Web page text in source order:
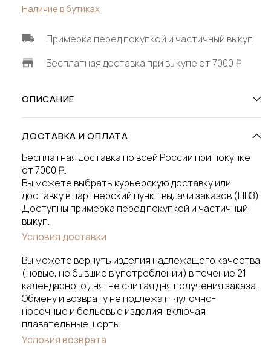
Наличие в бутиках
Примерка перед покупкой и частичный выкуп
Бесплатная доставка при выкупе от 7000 ₽
ОПИСАНИЕ
ДОСТАВКА И ОПЛАТА
Бесплатная доставка по всей России при покупке
от 7000 ₽.
Вы можете выбрать курьерскую доставку или
доставку в партнерский пункт выдачи заказов (ПВЗ).
Доступны примерка перед покупкой и частичный
выкуп.
Условия доставки
Вы можете вернуть изделия надлежащего качества
(новые, не бывшие в употреблении) в течение 21
календарного дня, не считая дня получения заказа.
Обмену и возврату не подлежат: чулочно-
носочные и бельевые изделия, включая
плавательные шорты.
Условия возврата